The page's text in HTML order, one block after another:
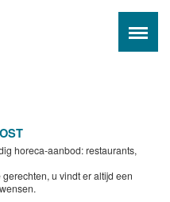
horeca-aanbod: restaurants,
u vindt er altijd een